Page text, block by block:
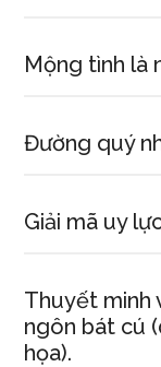
Mộng tình là
Đường quý
Giải mã uy
Thuyết minh
ngôn bát cú
họa).